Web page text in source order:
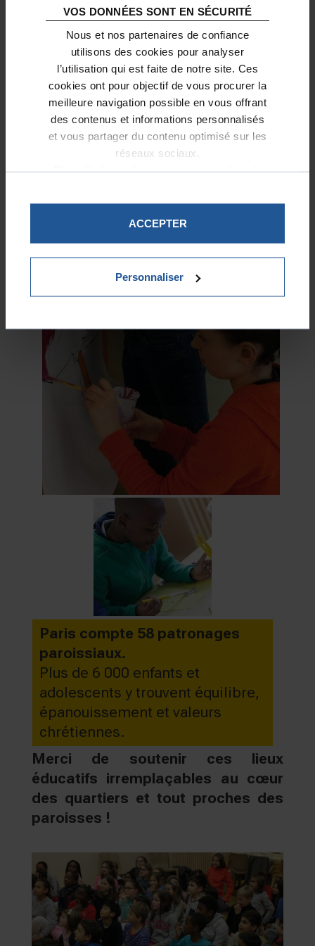
VOS DONNÉES SONT EN SÉCURITÉ
Nous et nos partenaires de confiance
utilisons des cookies pour analyser
l’utilisation qui est faite de notre site. Ces
cookies ont pour objectif de vous procurer la
meilleure navigation possible en vous offrant
des contenus et informations personnalisés
et vous partager du contenu optimisé sur les
réseaux sociaux.
Plus d'informations sur la protection de
ACCEPTER
Personnaliser
Paris compte 58 patronages
paroissiaux.
Plus de 6 000 enfants et
adolescents y trouvent équilibre,
épanouissement et valeurs
chrétiennes.
Merci de soutenir ces lieux
éducatifs irremplaçables au cœur
des quartiers et tout proches des
paroisses !